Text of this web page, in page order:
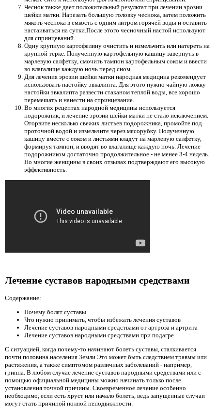
Чеснок также дает положительный результат при лечении эрозии
шейки матки. Нарезать большую головку чеснока, затем положить
мякоть чеснока в емкость с одним литром горячей воды и оставить
настаиваться на сутки.После этого чесночный настой используют
для спринцеваний.
Одну крупную картофелину очистить и измельчить или натереть на
крупной терке. Полученную картофельную кашицу завернуть в
марлевую салфетку, смочить тампон картофельным соком и ввести
во влагалище каждую ночь перед сном.
Для лечения эрозии шейки матки народная медицина рекомендует
использовать настойку эвкалипта. Для этого нужно чайную ложку
настойки эвкалипта развести стаканом теплой воды, все хорошо
перемешать и нанести на спринцевание.
Во многих рецептах народной медицины используется
подорожник, и лечение эрозии шейки матки не стало исключением.
Оторвите несколько свежих листьев подорожника, промойте под
проточной водой и измельчите через мясорубку. Полученную
кашицу вместе с соком и листьями кладут на марлевую салфетку,
формируя тампон, и вводят во влагалище каждую ночь. Лечение
подорожником достаточно продолжительное - не менее 3-4 недель.
Но многие женщины в своих отзывах подтверждают его высокую
эффективность.
Лечение суставов народными средствами
Содержание:
Почему болят суставы
Что нужно принимать, чтобы избежать лечения суставов
Лечение суставов народными средствами от артроза и артрита
Лечение суставов народными средствами при подагре
С ситуацией, когда почему-то начинают болеть суставы, сталкивается
почти половина населения Земли.Это может быть следствием травмы или
растяжения, а также симптомом различных заболеваний - например,
гриппа. В любом случае лечение суставов народными средствами или с
помощью официальной медицины можно начинать только после
установления точной причины. Своевременное лечение особенно
необходимо, если есть хруст или начало болеть, ведь запущенные случаи
могут стать причиной полной неподвижности.